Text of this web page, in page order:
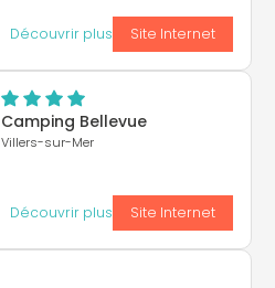
Découvrir plus Site Internet
Camping Bellevue
Villers-sur-Mer
Découvrir plus Site Internet